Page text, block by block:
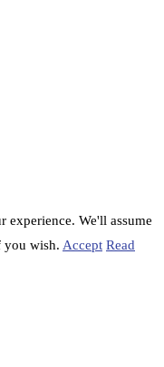
experience. We'll assume
you wish. Accept Read